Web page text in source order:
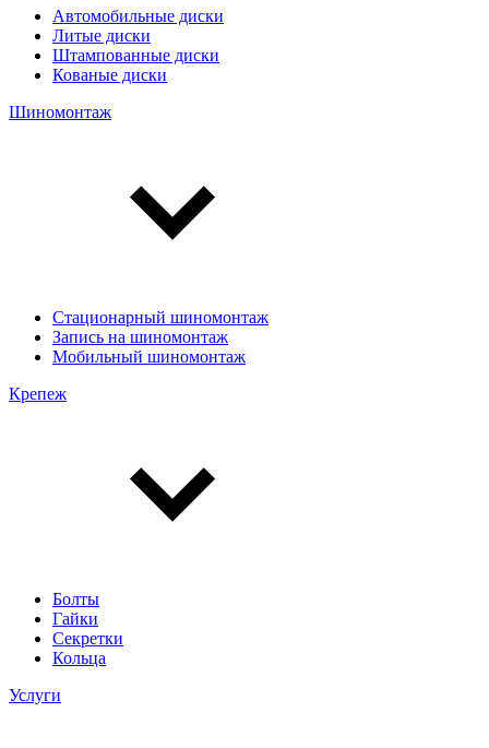
Автомобильные диски
Литые диски
Штампованные диски
Кованые диски
Шиномонтаж
Стационарный шиномонтаж
Запись на шиномонтаж
Мобильный шиномонтаж
Крепеж
Болты
Гайки
Секретки
Кольца
Услуги